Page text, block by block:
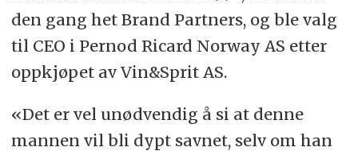
den gang het Brand Partners, og ble valg
til CEO i Pernod Ricard Norway AS etter
oppkjøpet av Vin&Sprit AS.
«Det er vel unødvendig å si at denne
mannen vil bli dypt savnet, selv om han